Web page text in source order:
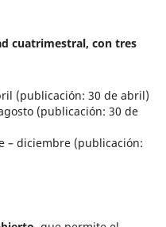
cuatrimestral, con tres
(publicación: 30 de abril)
(publicación: 30 de
– diciembre (publicación: